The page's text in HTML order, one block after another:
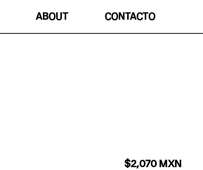
ABOUT CONTACTO
$2,070MXN